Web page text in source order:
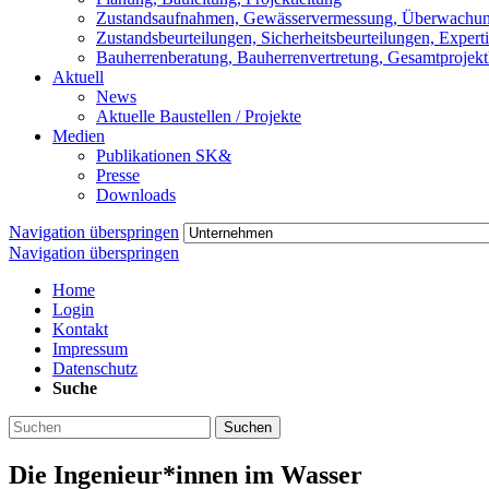
Zustandsaufnahmen, Gewässervermessung,
Zustandsbeurteilungen, Sicherheitsbeurteilungen,
Bauherrenberatung, Bauherrenvertretung,
Aktuell
News
Aktuelle Baustellen / Projekte
Medien
Publikationen SK&
Presse
Downloads
Navigation überspringen
Navigation überspringen
Home
Login
Kontakt
Impressum
Datenschutz
Suche
Suchen
Die Ingenieur*innen im Wasser